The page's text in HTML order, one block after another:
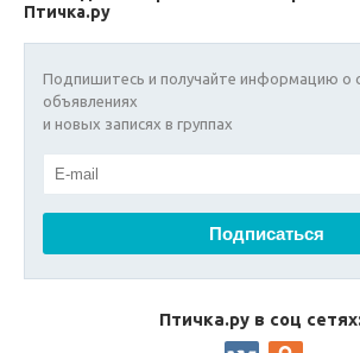
Птичка.ру
Подпишитесь и получайте информацию о
объявлениях
и новых записях в группах
Птичка.ру в соц